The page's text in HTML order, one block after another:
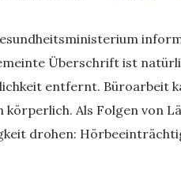
Überschrift ist
entfernt. Büroarbeit
körperlich. Als Folgen von
drohen: